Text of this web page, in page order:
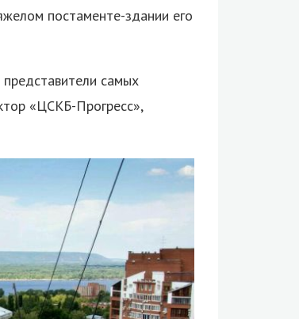
постаменте-здании его
самых
«ЦСКБ-Прогресс»,